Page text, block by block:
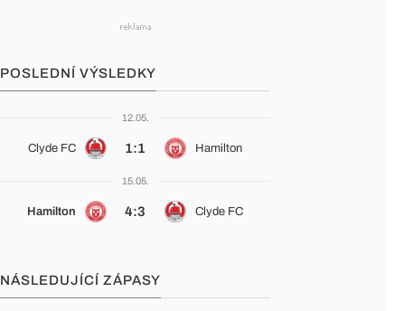
POSLEDNÍ VÝSLEDKY
12.05.
Clyde FC 1:1 Hamilton
15.05.
Hamilton 4:3 Clyde FC
NÁSLEDUJÍCÍ ZÁPASY